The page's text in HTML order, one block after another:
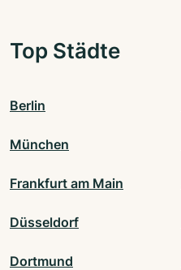
Top Städte
Berlin
München
Frankfurt am Main
Düsseldorf
Dortmund